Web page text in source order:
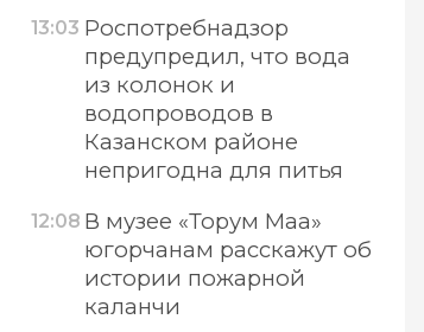
13:03 Роспотребнадзор
предупредил, что вода
из колонок и
водопроводов в
Казанском районе
непригодна для питья
12:08 В музее «Торум Маа»
югорчанам расскажут об
истории пожарной
каланчи